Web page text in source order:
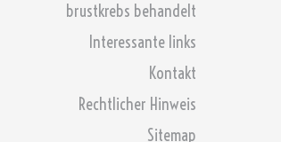
brustkrebs behandelt
Interessante links
Kontakt
Rechtlicher Hinweis
Sitemap